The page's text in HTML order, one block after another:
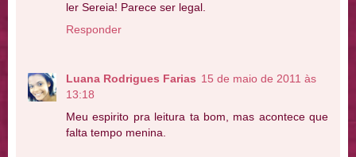
ler Sereia! Parece ser legal.
Responder
Luana Rodrigues Farias 15 de maio de 2011 às
13:18
Meu espirito pra leitura ta bom, mas acontece que
falta tempo menina.